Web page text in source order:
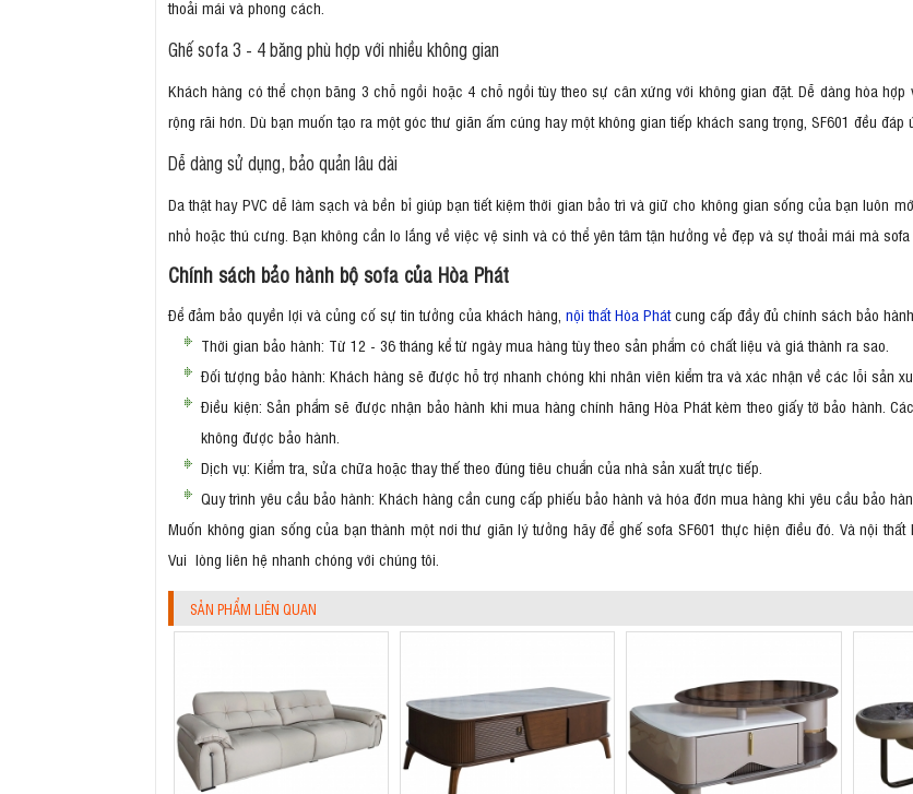
thoải mái và phong cách.
Ghế sofa 3 - 4 băng phù hợp với nhiều không gian
Khách hàng có thể chọn băng 3 chỗ ngồi hoặc 4 chỗ ngồi tùy theo sự cân xứng với không gian đặt. Dễ dàng hòa
rộng rãi hơn. Dù bạn muốn tạo ra một góc thư giãn ấm cúng hay một không gian tiếp khách sang trọng, SF601 đều đáp
Dễ dàng sử dụng, bảo quản lâu dài
Da thật hay PVC dễ làm sạch và bền bỉ giúp bạn tiết kiệm thời gian bảo trì và giữ cho không gian sống của bạn luôn
nhỏ hoặc thú cưng. Bạn không cần lo lắng về việc vệ sinh và có thể yên tâm tận hưởng vẻ đẹp và sự thoải mái mà sofa
Chính sách bảo hành bộ sofa của Hòa Phát
Để đảm bảo quyền lợi và củng cố sự tin tưởng của khách hàng, nội thất Hòa Phátcung cấp đầy đủ chính sách bảo
Thời gian bảo hành: Từ 12 - 36 tháng kể từ ngày mua hàng tùy theo sản phẩm có chất liệu và giá thành ra sao.
Đối tượng bảo hành: Khách hàng sẽ được hỗ trợ nhanh chóng khi nhân viên kiểm tra và xác nhận về các lỗi sản
Điều kiện: Sản phẩm sẽ được nhận bảo hành khi mua hàng chính hãng Hòa Phát kèm theo giấy tờ bảo hành.
không được bảo hành.
Dịch vụ: Kiểm tra, sửa chữa hoặc thay thế theo đúng tiêu chuẩn của nhà sản xuất trực tiếp.
Quy trình yêu cầu bảo hành: Khách hàng cần cung cấp phiếu bảo hành và hóa đơn mua hàng khi yêu cầu bảo
Muốn không gian sống của bạn thành một nơi thư giãn lý tưởng hãy để ghế sofa SF601 thực hiện điều đó. Và nội
Vui lòng liên hệ nhanh chóng với chúng tôi.
SẢN PHẨM LIÊN QUAN